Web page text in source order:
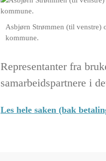
Asbjørn Strømmen (til venstre)
kommune.
Representanter fra
samarbeidspartnere i
Les hele saken (bak